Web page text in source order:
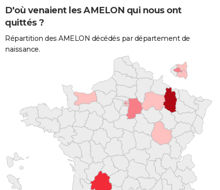
D'où venaient les AMELON qui nous ont
quittés ?
Répartition des AMELON décédés par département de
naissance.